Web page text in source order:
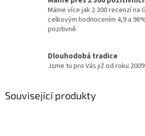
Máme více jak 2 300 recenzí na
celkovým hodnocením 4,9 a
pozitivně.
Dlouhodobá tradice
Jsme tu pro Vás již od roku 2009
Související produkty